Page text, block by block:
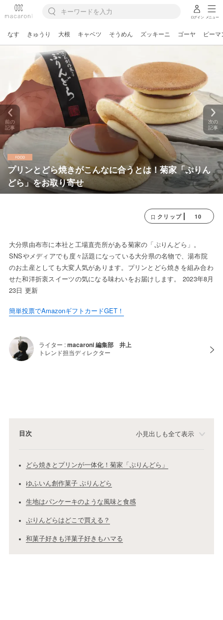
ログイン メニュー
なす きゅうり 大根 キャベツ そうめん ズッキーニ ゴーヤ ピーマ
プリンとどら焼きがこんなに合うとは！菊家「ぷりん
どら」をお取り寄せ
前の
記事
次の
記事
クリップ 10
大分県由布市に本社と工場直売所がある菊家の「ぷりんどら」。
SNSやメディアでも度々話題になっている大分県の名物で、湯布院
のお土産としても大変人気があります。プリンとどら焼きを組み合わ
せた和洋折衷スイーツの気になる味わいをお届けします。 2023年8月
23日 更新
簡単投票でAmazonギフトカードGET！
ライター :macaroni 編集部 井上
トレンド担当ディレクター
目次 小見出しも全て表示
どら焼きとプリンが一体化！菊家「ぷりんどら」
ゆふいん創作菓子 ぷりんどら
生地はパンケーキのような風味と食感
ぷりんどらはどこで買える？
和菓子好きも洋菓子好きもハマる